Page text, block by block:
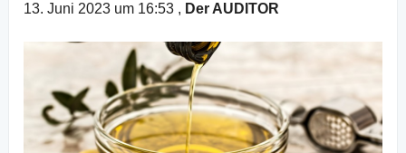
13. Juni 2023 um 16:53 , Der AUDITOR